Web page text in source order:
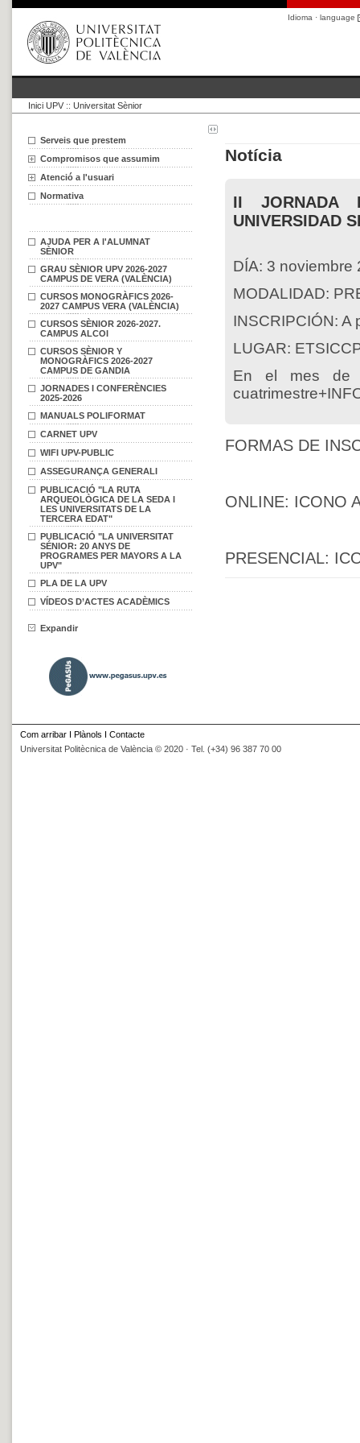
Idioma · language
Inici UPV :: Universitat Sènior
Serveis que prestem
Compromisos que assumim
Atenció a l'usuari
Normativa
AJUDA PER A l'ALUMNAT
SÈNIOR
GRAU SÈNIOR UPV 2026-2027
CAMPUS DE VERA (VALÈNCIA)
CURSOS MONOGRÀFICS 2026-
2027 CAMPUS VERA (VALÈNCIA)
CURSOS SÈNIOR 2026-2027.
CAMPUS ALCOI
CURSOS SÈNIOR Y
MONOGRÀFICS 2026-2027
CAMPUS DE GANDIA
JORNADES I CONFERÈNCIES
2025-2026
MANUALS POLIFORMAT
CARNET UPV
WIFI UPV-PUBLIC
ASSEGURANÇA GENERALI
PUBLICACIÓ "LA RUTA
ARQUEOLÒGICA DE LA SEDA I
LES UNIVERSITATS DE LA
TERCERA EDAT"
PUBLICACIÓ "LA UNIVERSITAT
SÉNIOR: 20 ANYS DE
PROGRAMES PER MAYORS A LA
UPV"
PLA DE LA UPV
VÍDEOS D’ACTES ACADÈMICS
Expandir
Notícia
II JORNADA
UNIVERSIDAD
DÍA: 3 noviembre
MODALIDAD:
INSCRIPCIÓN: A
LUGAR:
En el mes de
FORMAS DE
ONLINE: ICONO
PRESENCIAL:
Com arribar I Plànols I Contacte
Universitat Politècnica de València © 2020 · Tel. (+34) 96 387 70 00